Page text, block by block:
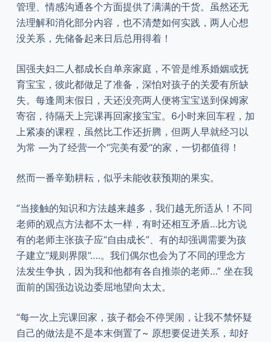
管理、情感沟通各个方面提供了满满的干货。虽然还无
法理解和消化部分内容，也不清楚如何实践，两人心想
没关系，先储备起来日后总用得着！
国强夫妇二人都成长自单亲家庭，不管是维系婚姻或抚
育宝宝，彼此都做足了准备，深怕对孩子的关爱有所缺
失。每逢周末假日，天还没亮两人便将宝宝送到保姆家
寄宿，待隔天上完课再回家接宝宝。6小时来回车程，加
上紧凑的课程，虽然比工作还折腾，但两人早就经习以
为常 —为了经营一个“完美有爱“的家，一切都值得！
然而一番辛勤耕耘，似乎未能收获预期的果实。
“当接触的知识和方法越来越多，我们越无所适从！不同
老师的观点方法都不太一样，有时还相互矛盾…比方说
有的老师主张孩子应“自由成长”、有的却强调需要为孩
子建立“规则界限”….。我们偶尔也会为了不同的理念方
法发生争执，因为我和他都有各自推崇的老师…” 坐在我
面前的国强边说边委屈地望向太太。
“每一次上完课回家，孩子都会不停哭闹，让我不禁怀疑
自己的做法是不是本末倒置了~ 原想要促进关系，却好